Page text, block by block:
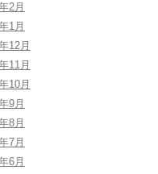
2月
1月
12月
11月
10月
9月
8月
7月
6月